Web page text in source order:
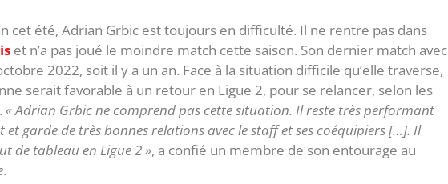
cet été, Adrian Grbic est toujours en difficulté. Il ne rentre pas dans
et n’a pas joué le moindre match cette saison. Son dernier match avec
2022, soit il y a un an. Face à la situation difficile qu’elle traverse,
serait favorable à un retour en Ligue 2, pour se relancer, selon les
« Adrian Grbic ne comprend pas cette situation. Il reste très performant
et garde de très bonnes relations avec le staff et ses coéquipiers […]. Il
de tableau en Ligue 2 », a confié un membre de son entourage au
.